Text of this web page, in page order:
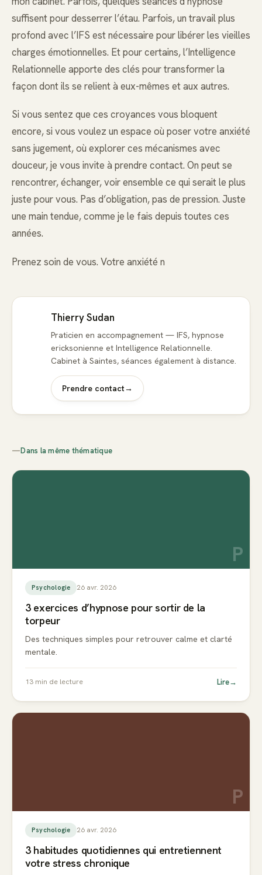
suffisent pour desserrer l’étau. Parfois, un travail plus
profond avec l’IFS est nécessaire pour libérer les vieilles
charges émotionnelles. Et pour certains, l’Intelligence
Relationnelle apporte des clés pour transformer la
façon dont ils se relient à eux-mêmes et aux autres.
Si vous sentez que ces croyances vous bloquent
encore, si vous voulez un espace où poser votre anxiété
sans jugement, où explorer ces mécanismes avec
douceur, je vous invite à prendre contact. On peut se
rencontrer, échanger, voir ensemble ce qui serait le plus
juste pour vous. Pas d’obligation, pas de pression. Juste
une main tendue, comme je le fais depuis toutes ces
années.
Prenez soin de vous. Votre anxiété n
Thierry Sudan
Praticien en accompagnement — IFS, hypnose
ericksonienne et Intelligence Relationnelle.
Cabinet à Saintes, séances également à distance.
Prendre contact→
—Dans la même thématique
P
Psychologie 26 avr. 2026
3 exercices d’hypnose pour sortir de la
torpeur
Des techniques simples pour retrouver calme et clarté
mentale.
13 min de lecture Lire→
P
Psychologie 26 avr. 2026
3 habitudes quotidiennes qui entretiennent
votre stress chronique